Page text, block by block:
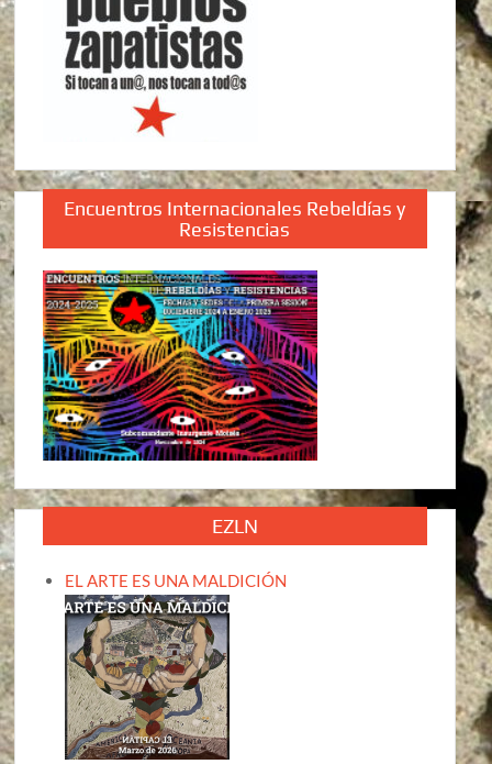
Encuentros Internacionales Rebeldías y
Resistencias
EZLN
EL ARTE ES UNA MALDICIÓN